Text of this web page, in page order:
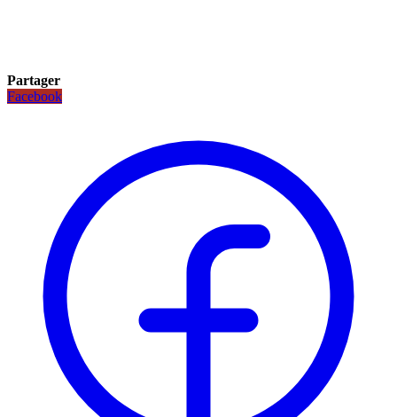
Partager
Facebook